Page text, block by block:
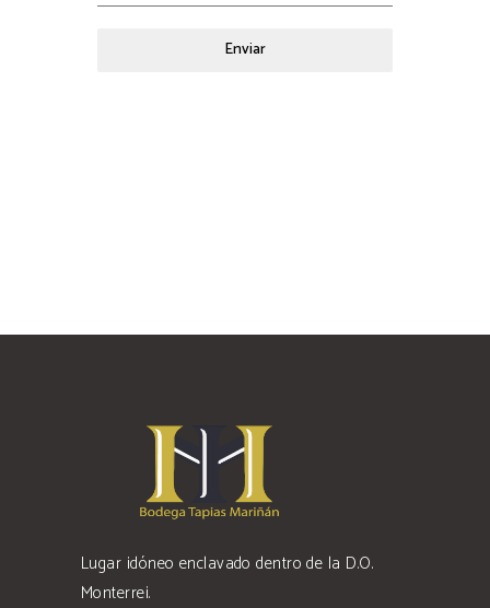
Enviar
Lugar idóneo enclavado dentro de la D.O.
Monterrei.